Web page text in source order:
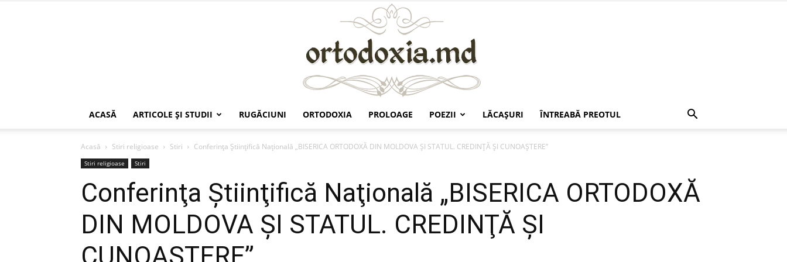
ACASĂ ARTICOLE ŞI STUDII RUGĂCIUNI ORTODOXIA PROLOAGE POEZII LĂCAŞURI ÎNTREABĂ PREOTUL
Acasă Stiri religioase Stiri Conferinţa Ştiinţifică Naţională „BISERICA ORTODOXĂ DIN MOLDOVA ŞI STATUL. CREDINŢĂ ŞI CUNOAŞTERE”
Stiri religioase Stiri
Conferinţa Ştiinţifică Naţională „BISERICA ORTODOXĂ
DIN MOLDOVA ŞI STATUL. CREDINŢĂ ŞI